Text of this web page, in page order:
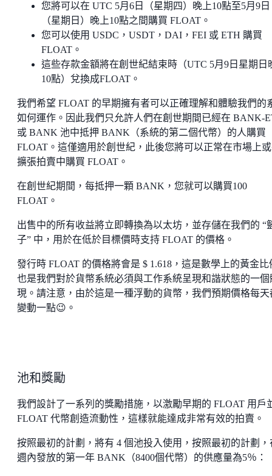
您將可以在 UTC 5月6日（星期四）晚上10點至5月9日
（星期日）晚上10點之間購買 FLOAT。
您可以使用 USDC，USDT，DAI，FEI 或 ETH 購買
FLOAT。
這些存款金額將在創世紀結束時（UTC 5月9日星期日
10點）兌換成FLOAT。
我們希望 FLOAT 的早期擁有者可以正確理解和體驗我們的
如何運作。因此我們只允許人們在創世期間已經在 BANK-
或 BANK 池中抵押 BANK（系統的第二個代幣）的人購買
FLOAT。這僅適用於創世紀，此後您將可以正常在市場上
擴張拍賣中購買 FLOAT。
在創世紀期間，每抵押一顆 BANK，您就可以購買100
FLOAT。
出售中的所有收益將立即轉換為以太坊，並存儲在我們的 “
子” 中，用於在低於目標價時支持 FLOAT 的價格。
發行時 FLOAT 的價格將會是 $ 1.618，這是數學上的黃金比
也是我們對於貨幣系統必須與工作系統呈現和諧狀態的一個
現。請注意，由於這是一種浮動的貨幣，我們預期價格每天
變動一點😉。
池和獎勵
我們設計了一系列的獎勵措施，以激勵早期的 FLOAT 用戶
FLOAT 代幣創造流動性，這樣就能達成非常有效的拍賣。
按照最初的計劃，將有 4 個池投入使用，按照最初的計劃，
週內發放的第一年 BANK（8400個代幣）的供應量為5％：